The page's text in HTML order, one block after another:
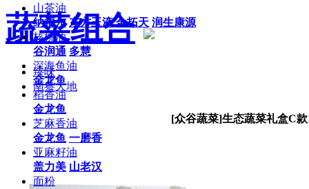
山茶油
纳福尔 东方玉液 金拓天 润生康源
核桃油
谷润通 多慧
深海鱼油
金龙鱼
稻香油
金龙鱼
芝麻香油
金龙鱼 一磨香
亚麻籽油
盖力美 山老汉
面粉
蔬菜组合
臻味
南粤大地
[众谷蔬菜]生态蔬菜礼盒C